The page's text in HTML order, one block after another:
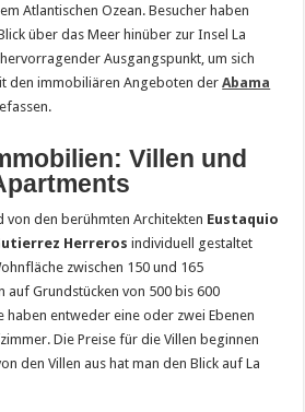
Atlantischen Ozean. Besucher haben
über das Meer hinüber zur Insel La
Ausgangspunkt, um sich
den immobiliären Angeboten derAbama
Villen und
von den berühmten Architekten Eustaquio
Herreros individuell gestaltet
zwischen 150 und 165
Grundstücken von 500 bis 600
haben entweder eine oder zwei Ebenen
Die Preise für die Villen beginnen
den Villen aus hat man den Blick auf La